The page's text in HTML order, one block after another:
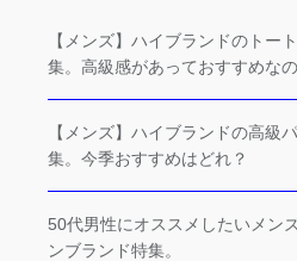
【メンズ】ハイブランドのトー
集。高級感があっておすすめな
【メンズ】ハイブランドの高級
集。今季おすすめはどれ？
50代男性にオススメしたいメン
ンブランド特集。